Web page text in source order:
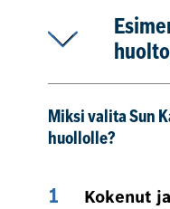
Miksi valita Sun
huollolle?
Kokenut